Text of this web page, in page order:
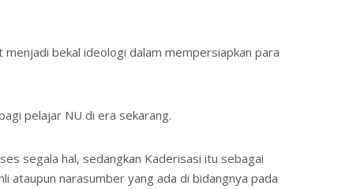
bekal ideologi dalam mempersiapkan para
pelajar NU di era sekarang.
segala hal, sedangkan Kaderisasi itu sebagai
ataupun narasumber yang ada di bidangnya pada